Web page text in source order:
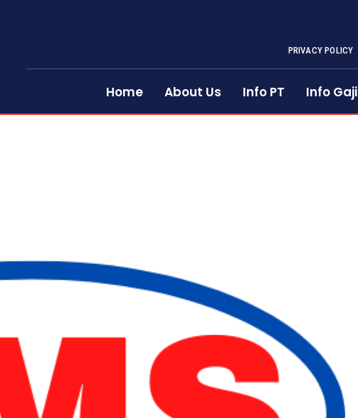
PRIVACY POLICY
Home About Us Info PT Info Gaji